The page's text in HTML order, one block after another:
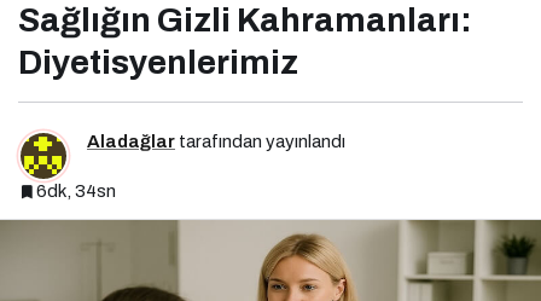
Sağlığın Gizli Kahramanları:
Diyetisyenlerimiz
Aladağlar tarafından yayınlandı
6dk, 34sn